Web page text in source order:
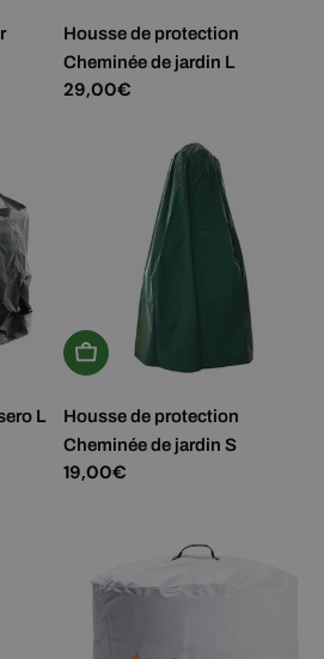
Housse de protection
Cheminée de jardin L
Prix
29,00€
L
Ajouter Au Panier
Housse de protection
Cheminée de jardin S
Prix
19,00€